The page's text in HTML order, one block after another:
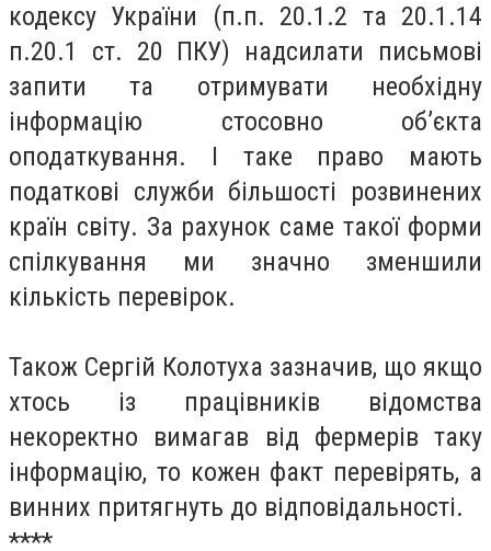
кодексу України (п.п. 20.1.2 та 20.1.14
п.20.1 ст. 20 ПКУ) надсилати письмові
запити та отримувати необхідну
інформацію стосовно об’єкта
оподаткування. І таке право мають
податкові служби більшості розвинених
країн світу. За рахунок саме такої форми
спілкування ми значно зменшили
кількість перевірок.
Також Сергій Колотуха зазначив, що якщо
хтось із працівників відомства
некоректно вимагав від фермерів таку
інформацію, то кожен факт перевірять, а
винних притягнуть до відповідальності.
****